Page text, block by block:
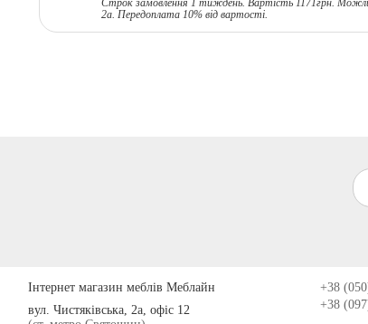
Строк замовлення 1 тиждень. Вартість 1171грн.
2а. Передоплата 10% від вартості.
Інтернет магазин меблів Меблайн
вул. Чистяківська, 2а, офіс 12
+38
+38